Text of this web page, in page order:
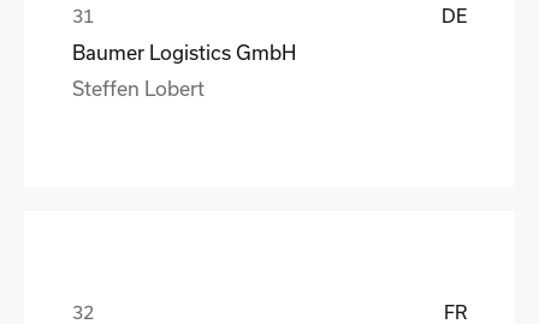
DE
Baumer Logistics GmbH
Steffen Lobert
FR